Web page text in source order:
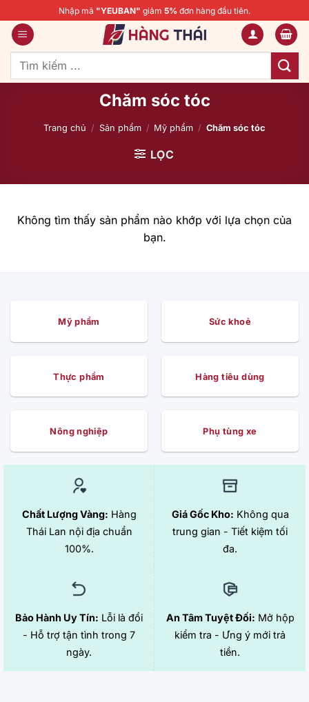
qua
nội
dung
Nhập mã "YEUBAN" giảm 5% đơn hàng đầu tiên.
Tìm
Chăm sóc tóc
Trang chủ / Sản phẩm / Mỹ phẩm / Chăm sóc tóc
LỌC
Không tìm thấy sản phẩm nào khớp với lựa chọn của
bạn.
Mỹ phẩm Sức khoẻ
Thực phẩm Hàng tiêu dùng
Nông nghiệp Phụ tùng xe
Chất Lượng Vàng: Hàng
Thái Lan nội địa chuẩn
100%.
Giá Gốc Kho: Không qua
trung gian - Tiết kiệm tối
đa.
Bảo Hành Uy Tín: Lỗi là đổi
- Hỗ trợ tận tình trong 7
ngày.
An Tâm Tuyệt Đối: Mở hộp
kiểm tra - Ưng ý mới trả
tiền.